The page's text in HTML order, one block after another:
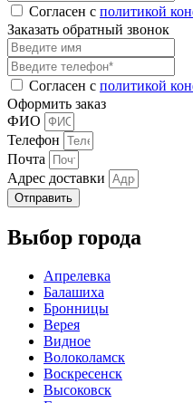
Согласен с политикой
Заказать обратный звонок
Согласен с политикой
Оформить заказ
ФИО
Телефон
Почта
Адрес доставки
Отправить
Выбор города
Апрелевка
Балашиха
Бронницы
Верея
Видное
Волоколамск
Воскресенск
Высоковск